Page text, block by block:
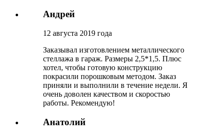
Андрей
12 августа 2019 года
Заказывал изготовлением металлического
стеллажа в гараж. Размеры 2,5*1,5. Плюс
хотел, чтобы готовую конструкцию
покрасили порошковым методом. Заказ
приняли и выполнили в течение недели. Я
очень доволен качеством и скоростью
работы. Рекомендую!
Анатолий